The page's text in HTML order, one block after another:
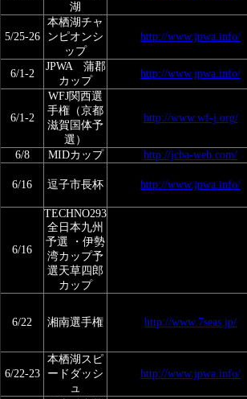
湖
5/25-26
本栖湖チャ
ンピオンシ
ップ
http://www.jpwa.info/
6/1-2
JPWA 蒲郡
カップ
http://www.jpwa.info/
6/1-2
WFJ関西選
手権（京都
滋賀国体予
選）
http://www.wf-j.org/
6/8 MIDカップ http://jcba-web.com/
6/16 逗子市長杯 http://www.jpwa.info/
6/16
TECHNO293
全日本九州
予選 ・伊勢
湾カップ予
選天草四郎
カップ
6/22 湘南選手権 http://www.7seas.jp/
6/22-23
本栖湖スピ
ードダッシ
ュ
http://www.jpwa.info/